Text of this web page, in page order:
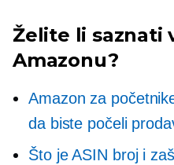
Želite li saznati
Amazonu?
Amazon za
da biste počeli
Što je ASIN broj i